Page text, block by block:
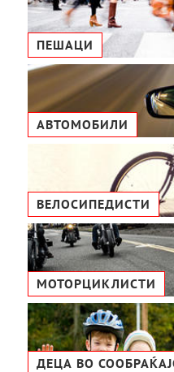
ПЕШАЦИ
АВТОМОБИЛИ
ВЕЛОСИПЕДИСТИ
МОТОРЦИКЛИСТИ
ДЕЦА ВО